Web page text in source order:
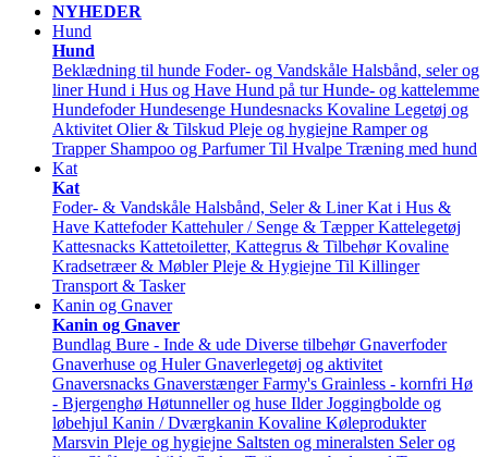
NYHEDER
Hund
Hund
Beklædning til hunde Foder- og Vandskåle Halsbånd, seler og
liner Hund i Hus og Have Hund på tur Hunde- og kattelemme
Hundefoder Hundesenge Hundesnacks Kovaline Legetøj og
Aktivitet Olier & Tilskud Pleje og hygiejne Ramper og
Trapper Shampoo og Parfumer Til Hvalpe Træning med hund
Kat
Kat
Foder- & Vandskåle Halsbånd, Seler & Liner Kat i Hus &
Have Kattefoder Kattehuler / Senge & Tæpper Kattelegetøj
Kattesnacks Kattetoiletter, Kattegrus & Tilbehør Kovaline
Kradsetræer & Møbler Pleje & Hygiejne Til Killinger
Transport & Tasker
Kanin og Gnaver
Kanin og Gnaver
Bundlag Bure - Inde & ude Diverse tilbehør Gnaverfoder
Gnaverhuse og Huler Gnaverlegetøj og aktivitet
Gnaversnacks Gnaverstænger Farmy's Grainless - kornfri Hø
- Bjergenghø Høtunneller og huse Ilder Joggingbolde og
løbehjul Kanin / Dværgkanin Kovaline Køleprodukter
Marsvin Pleje og hygiejne Saltsten og mineralsten Seler og